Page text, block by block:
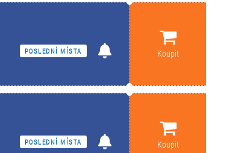
POSLEDNÍ MÍSTA Koupit
POSLEDNÍ MÍSTA Koupit